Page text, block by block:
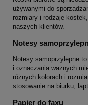
używanymi do
rozmiary i rodzaje
naszych klientów.
Notesy
Notesy samoprzylepne
i oznaczania ważnych
różnych kolorach i
stosowanie na biurku,
Papier do faxu